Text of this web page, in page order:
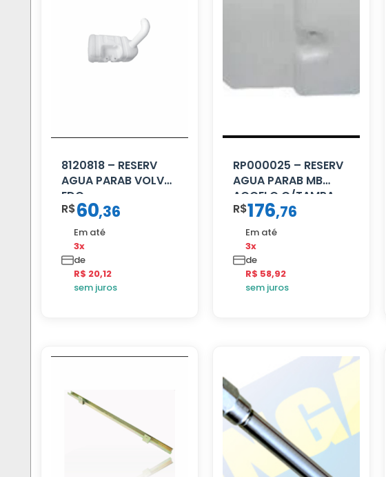
8120818 – RESERV
AGUA PARAB VOLVO
EDC
R$60,36
Em até
3x
de
R$ 20,12
sem juros
RP000025 – RESERV
AGUA PARAB MB
ACCELO C/TAMPA
R$176,76
Em até
3x
de
R$ 58,92
sem juros